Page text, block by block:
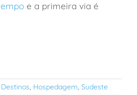
e a primeira via é
Destinos, Hospedagem, Sudeste